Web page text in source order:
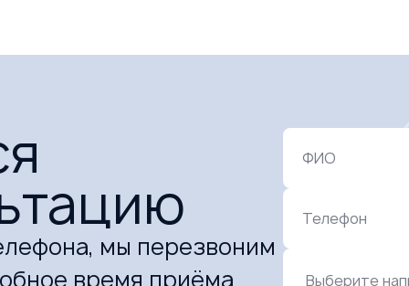
мы перезвоним
время приёма
ФИО
Телефон